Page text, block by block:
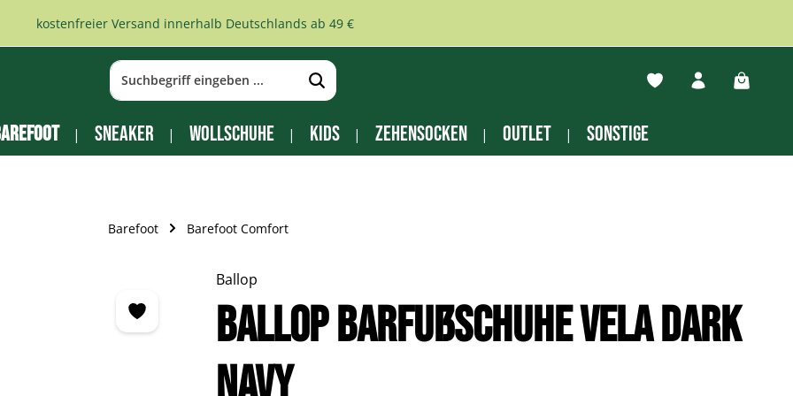
kostenfreier Versand innerhalb Deutschlands ab 49 €
Du hast 0 Produkte
Sneaker Wollschuhe Kids Zehensocken Outlet Sonstige
Barefoot Barefoot Comfort
Ballop
Ballop Barfußschuhe Vela dark